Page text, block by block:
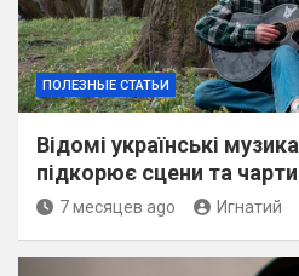
ПОЛЕЗНЫЕ СТАТЬИ
Відомі українські
підкорює сцени та чарти
7 месяцев ago Игнатий